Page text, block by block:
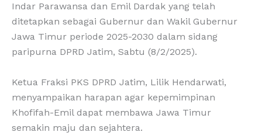
Indar Parawansa dan Emil Dardak yang telah
ditetapkan sebagai Gubernur dan Wakil Gubernur
Jawa Timur periode 2025-2030 dalam sidang
paripurna DPRD Jatim, Sabtu (8/2/2025).
Ketua Fraksi PKS DPRD Jatim, Lilik Hendarwati,
menyampaikan harapan agar kepemimpinan
Khofifah-Emil dapat membawa Jawa Timur
semakin maju dan sejahtera.